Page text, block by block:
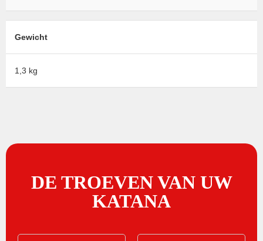
Gewicht
1,3 kg
DE TROEVEN VAN UW
KATANA